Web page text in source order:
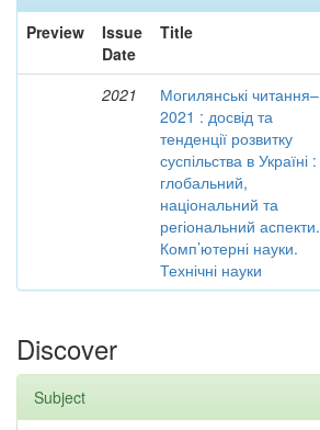
Preview
Issue
Date
Title
2021
Могилянські читання–
2021 : досвід та
тенденції розвитку
суспільства в Україні :
глобальний,
національний та
регіональний аспекти.
Комп’ютерні науки.
Технічні науки
Discover
Subject